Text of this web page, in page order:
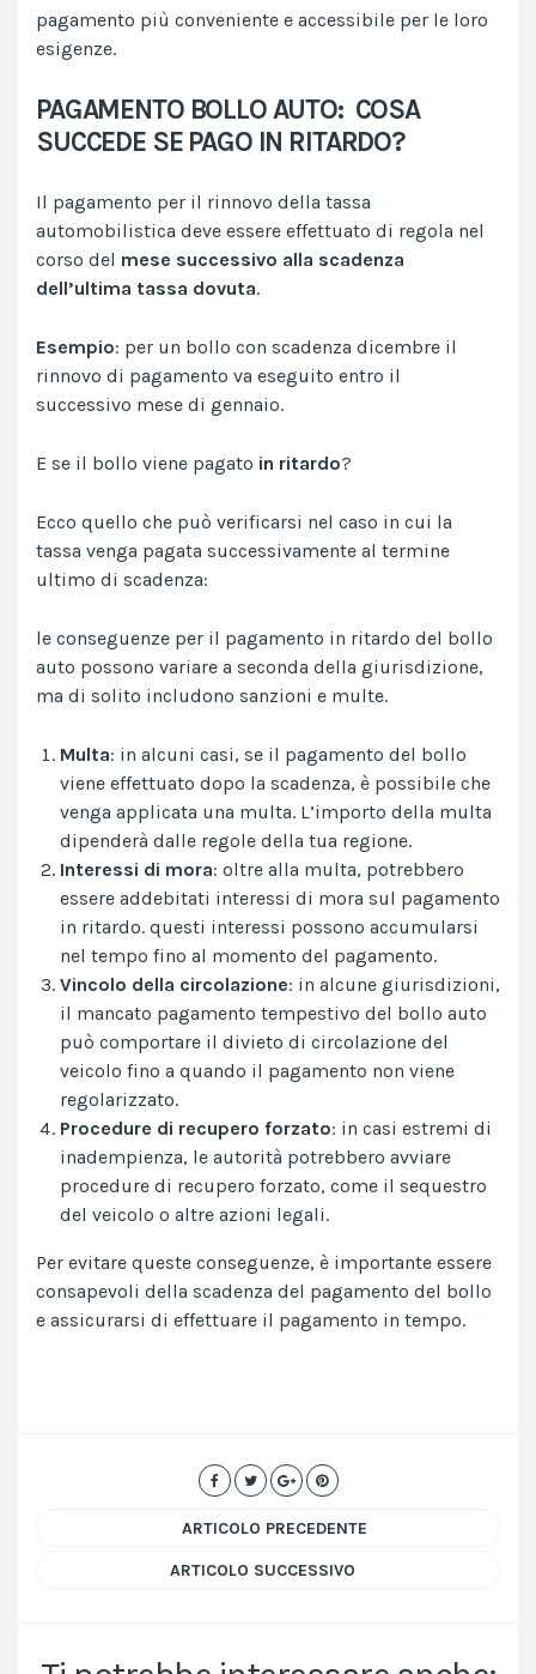
pagamento più conveniente e accessibile per le loro
esigenze.
PAGAMENTO BOLLO AUTO: COSA
SUCCEDE SE PAGO IN RITARDO?
Il pagamento per il rinnovo della tassa
automobilistica deve essere effettuato di regola nel
corso del mese successivo alla scadenza
dell’ultima tassa dovuta.
Esempio: per un bollo con scadenza dicembre il
rinnovo di pagamento va eseguito entro il
successivo mese di gennaio.
E se il bollo viene pagato in ritardo?
Ecco quello che può verificarsi nel caso in cui la
tassa venga pagata successivamente al termine
ultimo di scadenza:
le conseguenze per il pagamento in ritardo del bollo
auto possono variare a seconda della giurisdizione,
ma di solito includono sanzioni e multe.
Multa: in alcuni casi, se il pagamento del bollo
viene effettuato dopo la scadenza, è possibile che
venga applicata una multa. L’importo della multa
dipenderà dalle regole della tua regione.
Interessi di mora: oltre alla multa, potrebbero
essere addebitati interessi di mora sul pagamento
in ritardo. questi interessi possono accumularsi
nel tempo fino al momento del pagamento.
Vincolo della circolazione: in alcune giurisdizioni,
il mancato pagamento tempestivo del bollo auto
può comportare il divieto di circolazione del
veicolo fino a quando il pagamento non viene
regolarizzato.
Procedure di recupero forzato: in casi estremi di
inadempienza, le autorità potrebbero avviare
procedure di recupero forzato, come il sequestro
del veicolo o altre azioni legali.
Per evitare queste conseguenze, è importante essere
consapevoli della scadenza del pagamento del bollo
e assicurarsi di effettuare il pagamento in tempo.
ARTICOLO PRECEDENTE
ARTICOLO SUCCESSIVO